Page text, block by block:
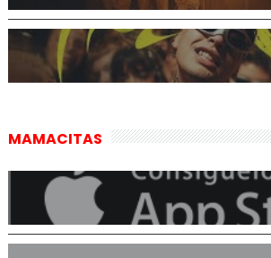
MAMACITAS